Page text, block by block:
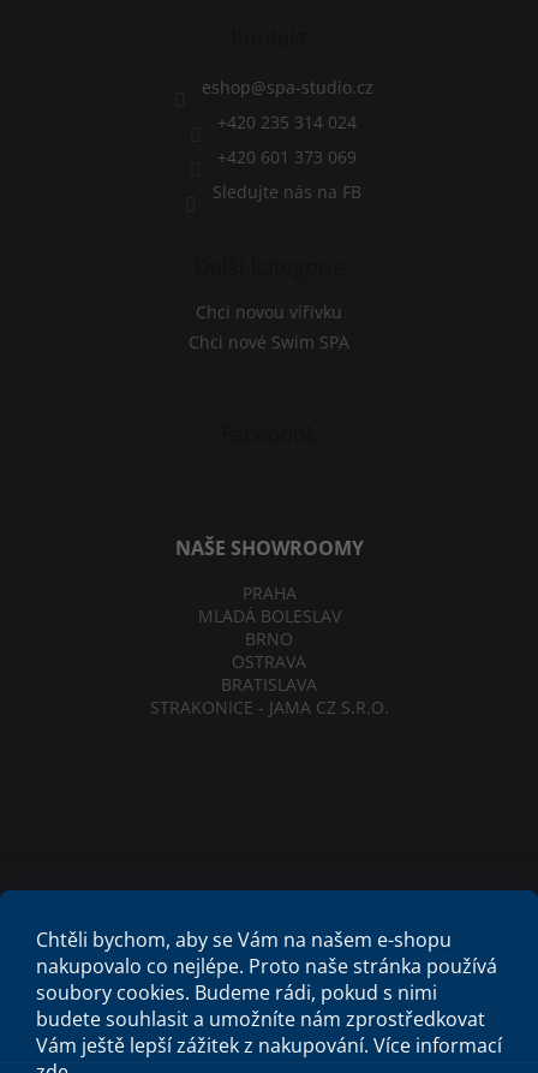
Chtěli bychom, aby se Vám na našem e-shopu
nakupovalo co nejlépe. Proto naše stránka používá
soubory cookies. Budeme rádi, pokud s nimi
budete souhlasit a umožníte nám zprostředkovat
Vám ještě lepší zážitek z nakupování. Více informací
v
ý
p
i
s
u
eshop@spa-studio.cz
+420 235 314 024
+420 601 373 069
Sledujte nás na FB
Chci novou vířivku
Chci nové Swim SPA
NAŠE SHOWROOMY
PRAHA
MLADÁ BOLESLAV
BRNO
OSTRAVA
BRATISLAVA
STRAKONICE - JAMA CZ S.R.O.
Obchodní podmínky
Etický kodex
Criminal Compliance Program
Zásady cookies